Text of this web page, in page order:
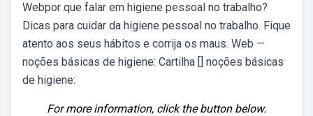
Webpor que falar em higiene pessoal no trabalho?
Dicas para cuidar da higiene pessoal no trabalho. Fique
atento aos seus hábitos e corrija os maus. Web —
noções básicas de higiene: Cartilha [] noções básicas
de higiene:
For more information, click the button below.